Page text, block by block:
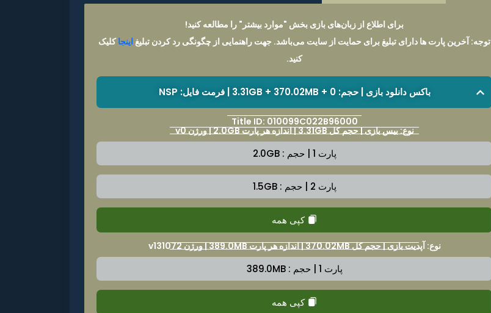
برای اطلاع از زبان‌های بازی بخش "موارد بیشتر" را مطالعه کنید!
توجه: آخرین پارت ها دارای تبلیغ برای حمایت از سایت می‌باشد. جهت راهنمایی از چگونگی رد کردن تبلیغ اینجاکلیک
کنید.
باکس دانلود بازی | حجم: 3.31GB + 370.02MB + 0 | فرمت فایل: NSP
Title ID: 010099C022B96000
نوع: بیس بازی | حجم کل 3.31GB | اندازه هر پارت 2.0GB | ورژن v0
پارت 1 | حجم : 2.0GB
پارت 2 | حجم : 1.5GB
کپی همه
نوع: آپدیت بازی | حجم کل 370.02MB | اندازه هر پارت 389.0MB | ورژن v131072
پارت 1 | حجم : 389.0MB
کپی همه